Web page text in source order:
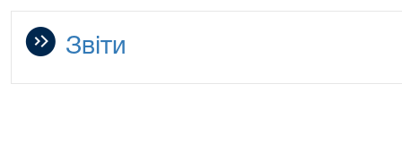
Звіти